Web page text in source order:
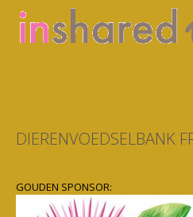
DIERENVOEDSELBANK
GOUDEN SPONSOR: